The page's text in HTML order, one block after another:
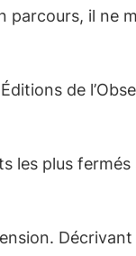
il ne
de
les plus